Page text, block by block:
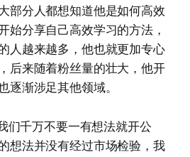
部分人都想知道他是如何高效
始分享自己高效学习的方法，
人越来越多，他也就更加专心
后来随着粉丝量的壮大，他开
逐渐涉足其他领域。
们千万不要一有想法就开公
想法并没有经过市场检验，我